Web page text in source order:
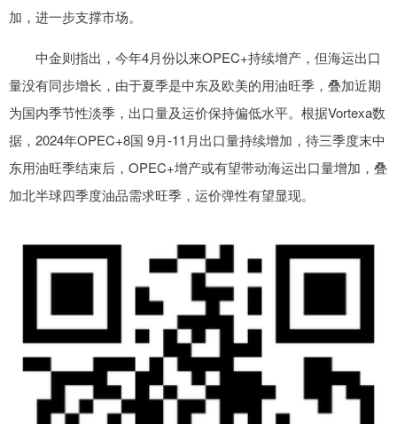
加，进一步支撑市场。
中金则指出，今年4月份以来OPEC+持续增产，但海运出口
量没有同步增长，由于夏季是中东及欧美的用油旺季，叠加近期
为国内季节性淡季，出口量及运价保持偏低水平。根据Vortexa数
据，2024年OPEC+8国 9月-11月出口量持续增加，待三季度末中
东用油旺季结束后，OPEC+增产或有望带动海运出口量增加，叠
加北半球四季度油品需求旺季，运价弹性有望显现。